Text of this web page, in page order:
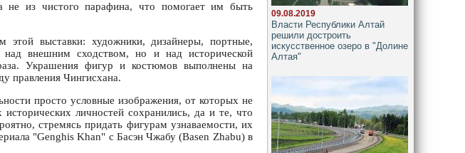
не из чистого парафина, что помогает им быть
этой выставки: художники, дизайнеры, портные,
внешним сходством, но и над исторической
Украшения фигур и костюмов выполнены на
правления Чингисхана.
просто условные изображения, от которых не
личностей сохранились, да и те, что
стремясь придать фигурам узнаваемости, их
"Genghis Khan" с Басэн Чжабу (Basen Zhabu) в
09.08.2019
Власти Республики Алтай
решили достроить
искусственное озеро в "Долине
Алтая"